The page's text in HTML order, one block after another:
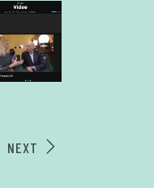
NEXT